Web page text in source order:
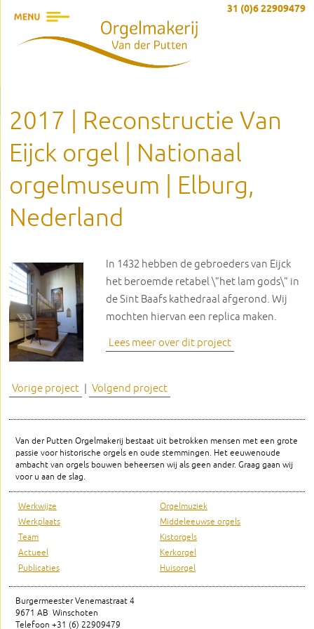
2017 | Reconstructie Van
Eijck orgel | Nationaal
orgelmuseum | Elburg,
Nederland
In 1432 hebben de gebroeders van Eijck
het beroemde retabel \”het lam gods\” in
de Sint Baafs kathedraal afgerond. Wij
mochten hiervan een replica maken.
Lees meer over dit project
Vorige project Volgend project
Van der Putten Orgelmakerij bestaat uit betrokken mensen met een grote
passie voor historische orgels en oude stemmingen. Het eeuwenoude
ambacht van orgels bouwen beheersen wij als geen ander. Graag gaan wij
voor u aan de slag.
Werkwijze
Werkplaats
Team
Actueel
Publicaties
Orgelmuziek
Middeleeuwse orgels
Kistorgels
Kerkorgel
Huisorgel
Burgermeester Venemastraat 4
9671 AB Winschoten
Telefoon +31 (6) 22909479
31 (0)6 22909479